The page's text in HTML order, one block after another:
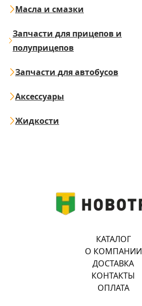
Масла и смазки
Запчасти для прицепов и
полуприцепов
Запчасти для автобусов
Аксессуары
Жидкости
КАТАЛОГ
О КОМПАНИИ
ДОСТАВКА
КОНТАКТЫ
ОПЛАТА